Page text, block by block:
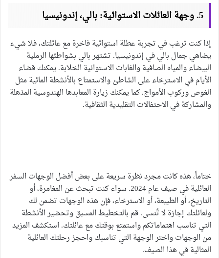
5. وجهة العائلات الاستوائية: بالي، إندونيسيا
إذا كنت ترغب في تجربة عطلة استوائية فاخرة مع عائلتك، فلا شيء
يضاهي جمال بالي في إندونيسيا. تشتهر بالي بشواطئها الرملية
البيضاء والمياه الصافية والغابات الاستوائية الخلابة. يمكنك قضاء
الأيام في الاسترخاء على الشاطئ والاستمتاع بالأنشطة المائية مثل
الغوص وركوب الأمواج. كما يمكنك زيارة المعابدها الهندوسية المذهلة
والمشاركة في الاحتفالات التقليدية الثقافية.
ختاماً، هذه كانت مجرد نظرة سريعة على بعض أفضل الوجهات السفر
العائلية في صيف عام 2024. سواء كنت تبحث عن المغامرة، أو
التاريخ، أو الطبيعة، أو الاسترخاء، فإن هذه الوجهات تضمن لك
ولعائلتك إجازة لا تُنسى. قم بالتخطيط المسبق وتحضير الأنشطة
التي تناسب اهتماماتكم واستمتع بوقتك مع عائلتك. استكشف المزيد
من الوجهات واختر الوجهة التي تناسبك واحجز رحلتك العائلية
المثالية في هذا الصيف.